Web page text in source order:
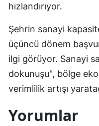
hızlandırıyor.
Şehrin sanayi
üçüncü dönem
ilgi görüyor. Sanayi
dokunuşu", bölge
verimlilik artışı
Yorumlar